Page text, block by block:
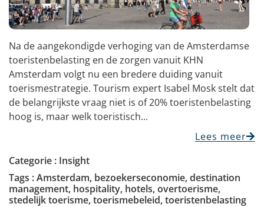
Na de aangekondigde verhoging van de Amsterdamse
toeristenbelasting en de zorgen vanuit KHN
Amsterdam volgt nu een bredere duiding vanuit
toerismestrategie. Tourism expert Isabel Mosk stelt dat
de belangrijkste vraag niet is of 20% toeristenbelasting
hoog is, maar welk toeristisch...
Lees meer
Categorie : Insight
Tags :Amsterdam, bezoekerseconomie,destination
management, hospitality, hotels,overtoerisme,
stedelijk toerisme,toerismebeleid,toeristenbelasting